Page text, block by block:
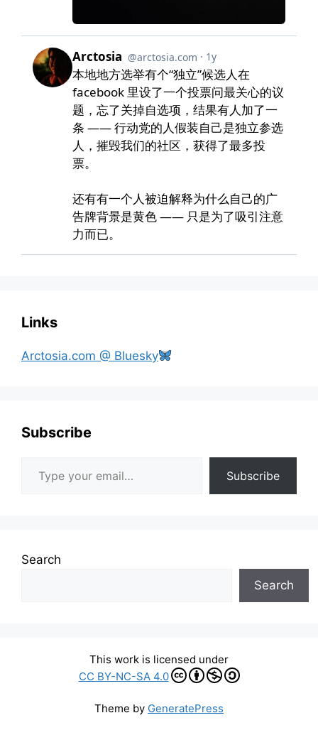
Links
Arctosia.com @ Bluesky
Subscribe
Subscribe
Search
Search
This work is licensed under
CC BY-NC-SA 4.0
Theme by GeneratePress